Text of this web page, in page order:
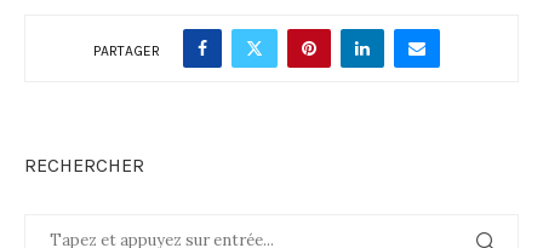
PARTAGER
RECHERCHER